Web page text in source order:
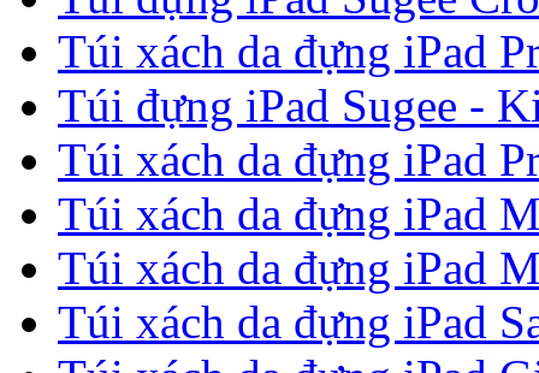
Túi xách da đựng iPad
Túi đựng iPad Sugee -
Túi xách da đựng iPad
Túi xách da đựng iPad
Túi xách da đựng iPad
Túi xách da đựng iPad